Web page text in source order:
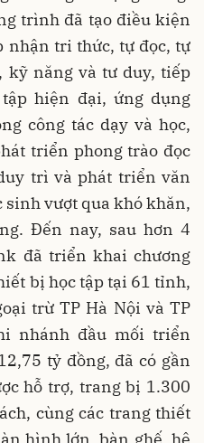
trình đã tạo điều kiện
nhận tri thức, tự đọc, tự
kỹ năng và tư duy, tiếp
hiện đại, ứng dụng
công tác dạy và học,
triển phong trào đọc
trì và phát triển văn
sinh vượt qua khó khăn,
Đến nay, sau hơn 4
đã triển khai chương
bị học tập tại 61 tỉnh,
trừ TP Hà Nội và TP
nhánh đầu mối triển
tỷ đồng, đã có gần
hỗ trợ, trang bị 1.300
cùng các trang thiết
hình lớn, bàn ghế, hệ